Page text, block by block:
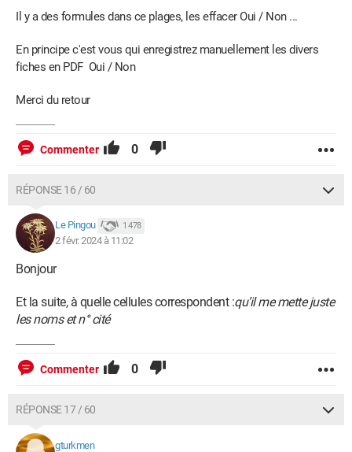
Il y a des formules dans ce plages, les effacer Oui / Non ...
En principe c'est vous qui enregistrez manuellement les divers
fiches en PDF Oui / Non
Merci du retour
Commenter 0
RÉPONSE 16 / 60
Le Pingou 1 478
2 févr. 2024 à 11:02
Bonjour
Et la suite, à quelle cellules correspondent :qu’il me mette juste
les noms et n° cité
Commenter 0
RÉPONSE 17 / 60
gturkmen